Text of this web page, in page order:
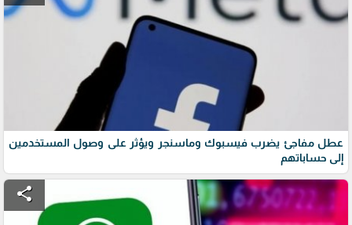
عطل مفاجئ يضرب فيسبوك وماسنجر ويؤثر على وصول المستخدمين
إلى حساباتهم
share